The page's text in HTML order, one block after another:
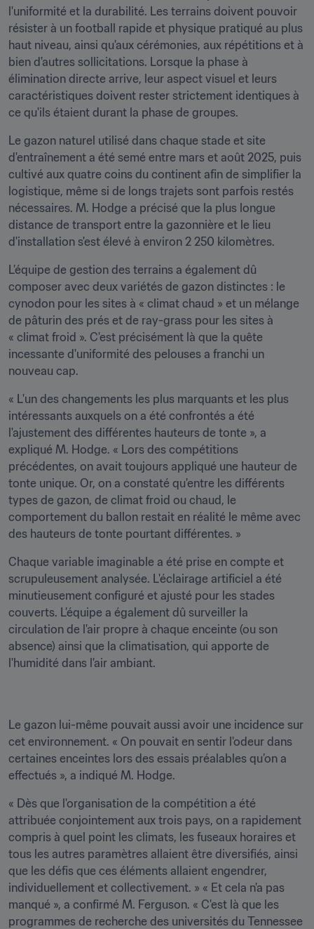
l'uniformité et la durabilité. Les terrains doivent pouvoir
résister à un football rapide et physique pratiqué au plus
haut niveau, ainsi qu'aux cérémonies, aux répétitions et à
bien d'autres sollicitations. Lorsque la phase à
élimination directe arrive, leur aspect visuel et leurs
caractéristiques doivent rester strictement identiques à
ce qu'ils étaient durant la phase de groupes.
Le gazon naturel utilisé dans chaque stade et site
d'entraînement a été semé entre mars et août 2025, puis
cultivé aux quatre coins du continent afin de simplifier la
logistique, même si de longs trajets sont parfois restés
nécessaires. M. Hodge a précisé que la plus longue
distance de transport entre la gazonnière et le lieu
d'installation s'est élevé à environ 2 250 kilomètres.
L’équipe de gestion des terrains a également dû
composer avec deux variétés de gazon distinctes : le
cynodon pour les sites à « climat chaud » et un mélange
de pâturin des prés et de ray-grass pour les sites à
« climat froid ». C'est précisément là que la quête
incessante d'uniformité des pelouses a franchi un
nouveau cap.
« L'un des changements les plus marquants et les plus
intéressants auxquels on a été confrontés a été
l'ajustement des différentes hauteurs de tonte », a
expliqué M. Hodge. « Lors des compétitions
précédentes, on avait toujours appliqué une hauteur de
tonte unique. Or, on a constaté qu'entre les différents
types de gazon, de climat froid ou chaud, le
comportement du ballon restait en réalité le même avec
des hauteurs de tonte pourtant différentes. »
Chaque variable imaginable a été prise en compte et
scrupuleusement analysée. L'éclairage artificiel a été
minutieusement configuré et ajusté pour les stades
couverts. L’équipe a également dû surveiller la
circulation de l'air propre à chaque enceinte (ou son
absence) ainsi que la climatisation, qui apporte de
l'humidité dans l'air ambiant.
Le gazon lui-même pouvait aussi avoir une incidence sur
cet environnement. « On pouvait en sentir l'odeur dans
certaines enceintes lors des essais préalables qu’on a
effectués », a indiqué M. Hodge.
« Dès que l'organisation de la compétition a été
attribuée conjointement aux trois pays, on a rapidement
compris à quel point les climats, les fuseaux horaires et
tous les autres paramètres allaient être diversifiés, ainsi
que les défis que ces éléments allaient engendrer,
individuellement et collectivement. » « Et cela n'a pas
manqué », a confirmé M. Ferguson. « C'est là que les
programmes de recherche des universités du Tennessee